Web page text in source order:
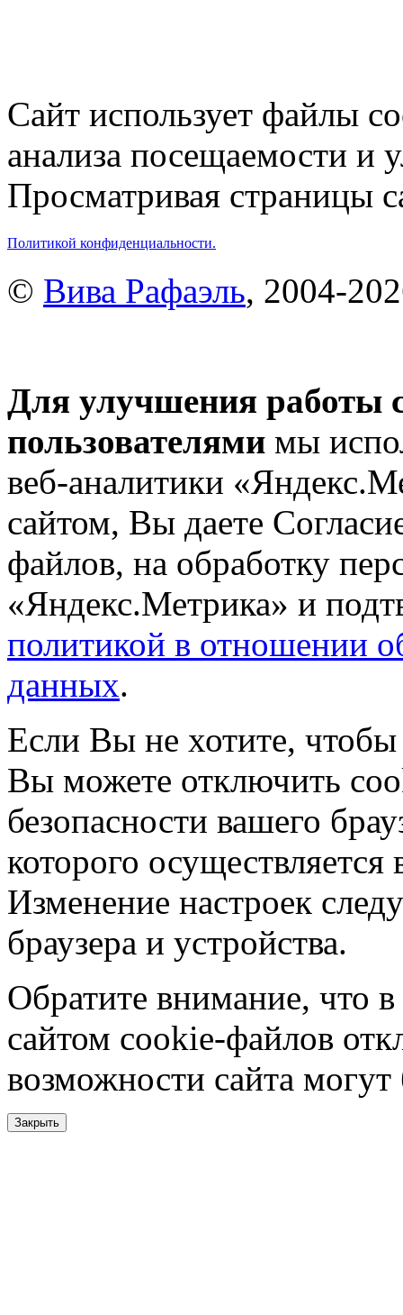
Сайт использует файлы
анализа посещаемости и
Просматривая страницы
Политикой конфиденциальности.
© Вива Рафаэль, 2004-
Для улучшения работы
пользователями мы
веб-аналитики
сайтом, Вы даете
файлов, на обработку
«Яндекс.Метрика» и
политикой в отношении
данных.
Если Вы не хотите,
Вы можете отключить
безопасности вашего
которого
Изменение настроек
браузера и устройства.
Обратите внимание, что в
сайтом cookie-файлов
возможности сайта
Закрыть